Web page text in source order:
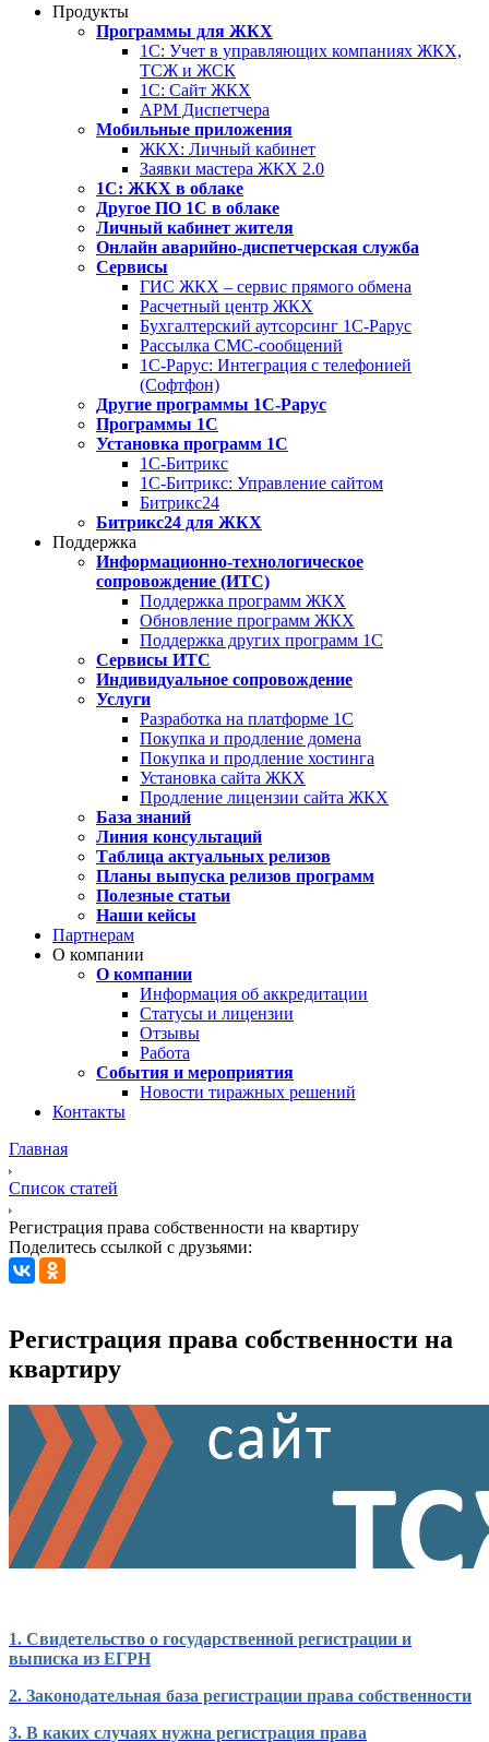
Продукты
Программы для ЖКХ
1С: Учет в управляющих компаниях ЖКХ,
ТСЖ и ЖСК
1С: Сайт ЖКХ
АРМ Диспетчера
Мобильные приложения
ЖКХ: Личный кабинет
Заявки мастера ЖКХ 2.0
1С: ЖКХ в облаке
Другое ПО 1С в облаке
Личный кабинет жителя
Онлайн аварийно-диспетчерская служба
Сервисы
ГИС ЖКХ – сервис прямого обмена
Расчетный центр ЖКХ
Бухгалтерский аутсорсинг 1С-Рарус
Рассылка СМС-сообщений
1С-Рарус: Интеграция с телефонией
(Софтфон)
Другие программы 1С-Рарус
Программы 1С
Установка программ 1С
1С-Битрикс
1С-Битрикс: Управление сайтом
Битрикс24
Битрикс24 для ЖКХ
Поддержка
Информационно-технологическое
сопровождение (ИТС)
Поддержка программ ЖКХ
Обновление программ ЖКХ
Поддержка других программ 1С
Сервисы ИТС
Индивидуальное сопровождение
Услуги
Разработка на платформе 1С
Покупка и продление домена
Покупка и продление хостинга
Установка сайта ЖКХ
Продление лицензии сайта ЖКХ
База знаний
Линия консультаций
Таблица актуальных релизов
Планы выпуска релизов программ
Полезные статьи
Наши кейсы
Партнерам
О компании
О компании
Информация об аккредитации
Статусы и лицензии
Отзывы
Работа
События и мероприятия
Новости тиражных решений
Контакты
Главная
Список статей
Регистрация права собственности на квартиру
Поделитесь ссылкой с друзьями:
Регистрация права собственности на
квартиру
1. Свидетельство о государственной регистрации и
выписка из ЕГРН
2. Законодательная база регистрации права собственности
3. В каких случаях нужна регистрация права